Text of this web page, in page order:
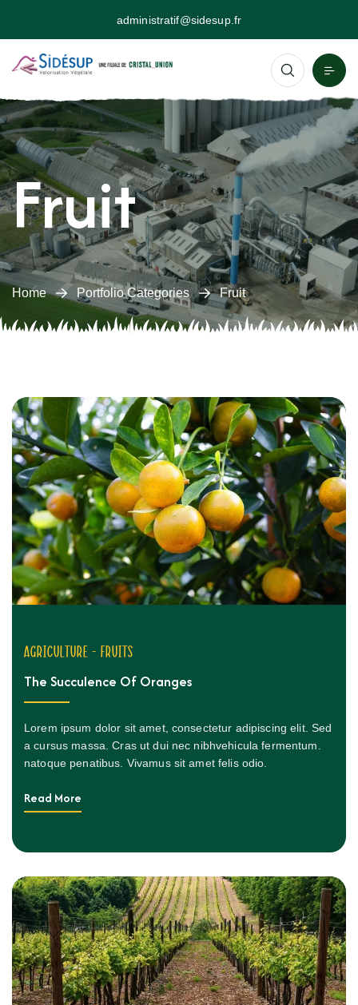
administratif@sidesup.fr
Fruit
Home Portfolio Categories Fruit
Agriculture - fruits
The Succulence Of Oranges
Lorem ipsum dolor sit amet, consectetur adipiscing elit. Sed
a cursus massa. Cras ut dui nec nibhvehicula fermentum.
natoque penatibus. Vivamus sit amet felis odio.
Read More